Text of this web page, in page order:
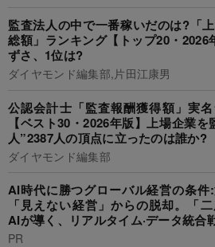
監査法人の中で一番稼いだのは?「
総額」ランキング【トップ20・2026
ずさ、1位は?
ダイヤモンド編集部,片田江康男
公認会計士「監査報酬獲得額」実
【ベスト30・2026年版】上場企業を
人”2387人の頂点に立ったのは誰か?
ダイヤモンド編集部
AI時代に勝つグローバル経営の条件
「見えない経営」からの脱却。「
AIが導く、リアルタイム·データ統合
PR